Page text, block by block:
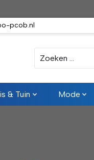
pcob.nl
& Tuin Mode